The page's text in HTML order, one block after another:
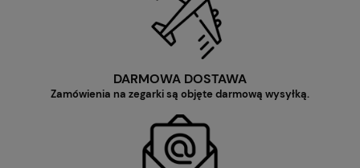
DARMOWA DOSTAWA
Zamówienia na zegarki są objęte darmową wysyłką.